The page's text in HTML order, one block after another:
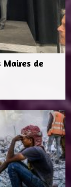
de